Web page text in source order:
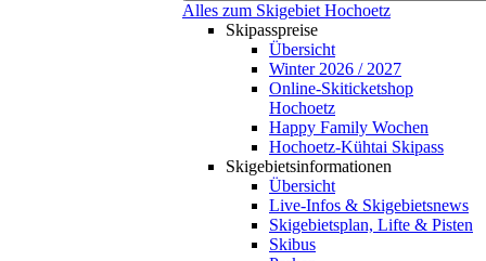
Alles zum Skigebiet Hochoetz
Skipasspreise
Übersicht
Winter 2026 / 2027
Online-Skiticketshop
Hochoetz
Happy Family Wochen
Hochoetz-Kühtai Skipass
Skigebietsinformationen
Übersicht
Live-Infos & Skigebietsnews
Skigebietsplan, Lifte & Pisten
Skibus